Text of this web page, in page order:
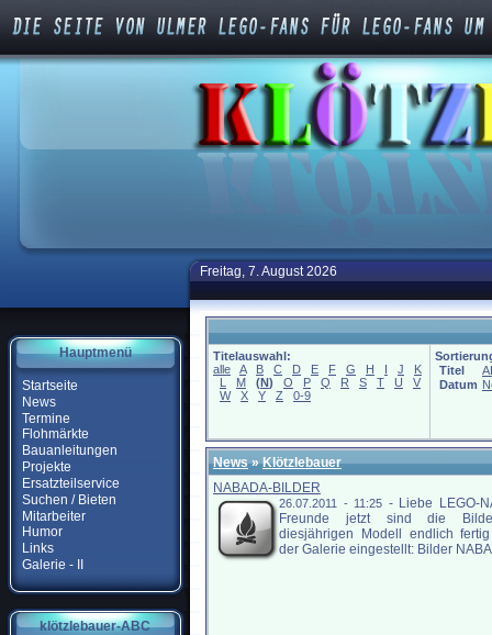
Hauptmenü
Startseite
News
Termine
Flohmärkte
Bauanleitungen
Projekte
Ersatzteilservice
Suchen / Bieten
Mitarbeiter
Humor
Links
Galerie - II
klötzlebauer-ABC
Freitag, 7. August 2026
Titelauswahl:
alle
A B C D E F G H I J
K
L
M (N) O P Q R S T U
V
W
X Y Z 0-9
Titel
Datum
News»Klötzlebauer
NABADA-BILDER
26.07.2011 - 11:25 - Liebe LEGO-
Freunde jetzt sind die
diesjährigen Modell endlich
der Galerie eingestellt: Bilder